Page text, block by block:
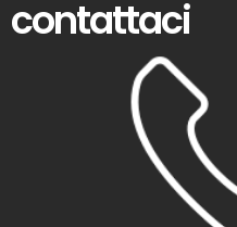
contattaci